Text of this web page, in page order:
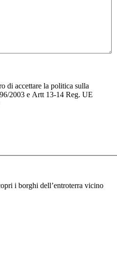
di accettare la politica sulla
2003 e Artt 13-14 Reg. UE
i borghi dell’entroterra vicino